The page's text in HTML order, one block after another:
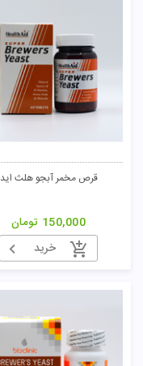
قرص مخمر آبجو هلث اید
150,000 تومان
خرید